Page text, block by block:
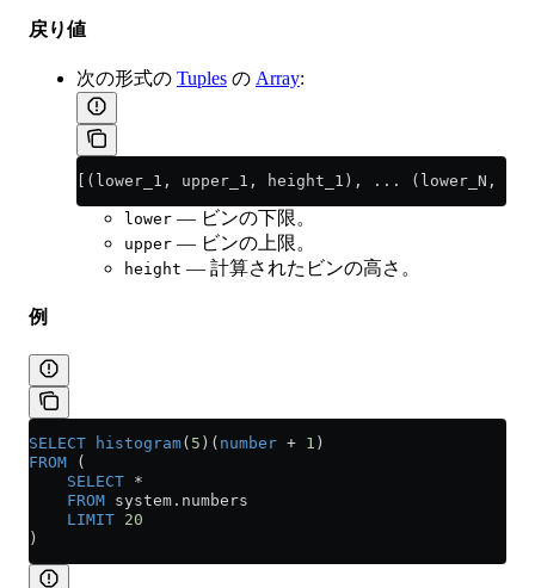
戻り値
次の形式の Tuples の Array:
[(lower_1, upper_1, height_1), ... (lower_N,
lower — ビンの下限。
upper — ビンの上限。
height — 計算されたビンの高さ。
例
SELECT histogram( 5 )( number + 1 )
FROM (
    SELECT
*
    FROM
system . numbers
    LIMIT
20
)